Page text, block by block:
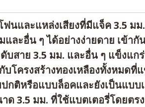
นและแหล่งเสียงที่มีแจ็ค 3.5 มม
ละอื่น ๆ ได้อย่างง่ายดาย เข้ากั
สาย 3.5 มม. และอื่น ๆ แข็งแก
โครงสร้างทองเหลืองทั้งหมดที่
ติหรือแบบล็อคและยังเป็นแบบเ
3.5 มม. ที่ใช้แบตเตอรี่โดยตร